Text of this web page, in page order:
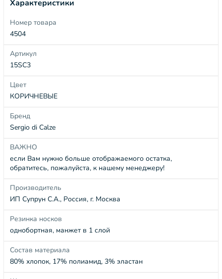
Характеристики
Номер товара
4504
Артикул
15SC3
Цвет
КОРИЧНЕВЫЕ
Бренд
Sergio di Calze
ВАЖНО
если Вам нужно больше отображаемого остатка,
обратитесь, пожалуйста, к нашему менеджеру!
Производитель
ИП Супрун С.А., Россия, г. Москва
Резинка носков
однобортная, манжет в 1 слой
Состав материала
80% хлопок, 17% полиамид, 3% эластан